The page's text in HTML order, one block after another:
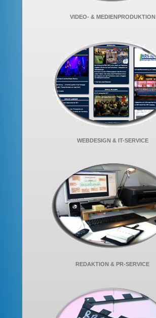
VIDEO- & MEDIENPRODUKTION
WEBDESIGN & IT-SERVICE
REDAKTION & PR-SERVICE